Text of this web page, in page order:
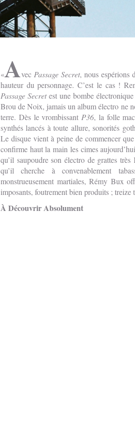
AvecPassage Secret, nous espérions
hauteur du personnage. C’est le cas !
Passage Secretest une bombe
Brou de Noix, jamais un album électro ne
terre. Dès le vrombissantP36, la folle
synthés lancés à toute allure, sonorités
Le disque vient à peine de commencer
confirme haut la main les cimes
qu’il saupoudre son électro de grattes
qu’il cherche à convenablement
monstrueusement martiales, Rémy Bux
imposants, foutrement bien produits ; treize
À Découvrir Absolument